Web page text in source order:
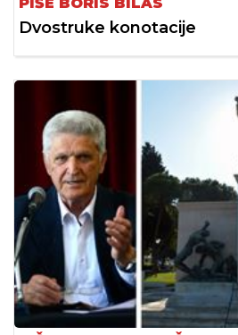
Dvostruke konotacije